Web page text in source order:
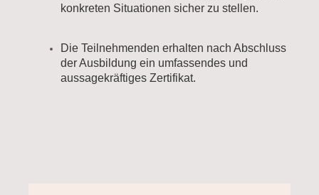
konkreten Situationen sicher zu stellen.
Die Teilnehmenden erhalten nach Abschluss
der Ausbildung ein umfassendes und
aussagekräftiges Zertifikat.